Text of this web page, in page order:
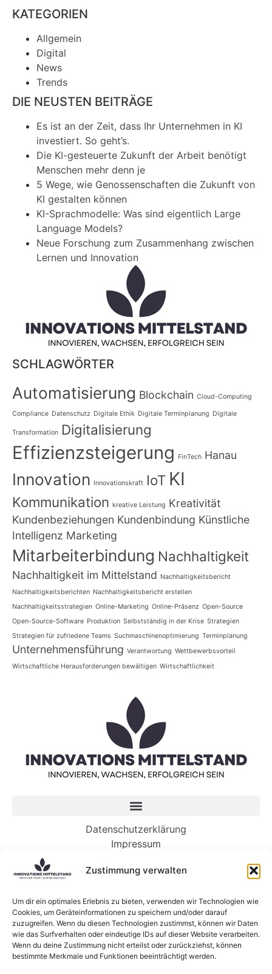
Zustimmung verwalten
Um dir ein optimales Erlebnis zu bieten, verwenden wir Technologien wie
Cookies, um Geräteinformationen zu speichern und/oder darauf
zuzugreifen. Wenn du diesen Technologien zustimmst, können wir Daten
wie das Surfverhalten oder eindeutige IDs auf dieser Website verarbeiten.
Wenn du deine Zustimmung nicht erteilst oder zurückziehst, können
bestimmte Merkmale und Funktionen beeinträchtigt werden.
KATEGORIEN
Allgemein
Digital
News
Trends
DIE NEUSTEN BEITRÄGE
Es ist an der Zeit, dass Ihr Unternehmen in KI
investiert. So geht’s.
Die KI-gesteuerte Zukunft der Arbeit benötigt
Menschen mehr denn je
5 Wege, wie Genossenschaften die Zukunft von
KI gestalten können
KI-Sprachmodelle: Was sind eigentlich Large
Language Models?
Neue Forschung zum Zusammenhang zwischen
Lernen und Innovation
SCHLAGWÖRTER
Automatisierung Blockchain Cloud-Computing
Compliance Datenschutz Digitale Ethik Digitale Terminplanung Digitale
Transformation Digitalisierung
Effizienzsteigerung FinTech Hanau
Innovation Innovationskraft IoT KI
Kommunikation kreative Leistung Kreativität
Kundenbeziehungen Kundenbindung Künstliche
Intelligenz Marketing
Mitarbeiterbindung Nachhaltigkeit
Nachhaltigkeit im Mittelstand Nachhaltigkeitsbericht
Nachhaltigkeitsberichten Nachhaltigkeitsbericht erstellen
Nachhaltigkeitsstrategien Online-Marketing Online-Präsenz Open-Source
Open-Source-Software Produktion Selbstständig in der Krise Strategien
Strategien für zufriedene Teams Suchmaschinenoptimierung Terminplanung
Unternehmensführung Verantwortung Wettbewerbsvorteil
Wirtschaftliche Herausforderungen bewältigen Wirtschaftlichkeit
Datenschutzerklärung
Impressum
Neueste Beiträge
Es ist an der Zeit, dass Ihr Unternehmen in KI
investiert. So geht’s.
Die KI-gesteuerte Zukunft der Arbeit benötigt
Menschen mehr denn je
5 Wege, wie Genossenschaften die Zukunft von